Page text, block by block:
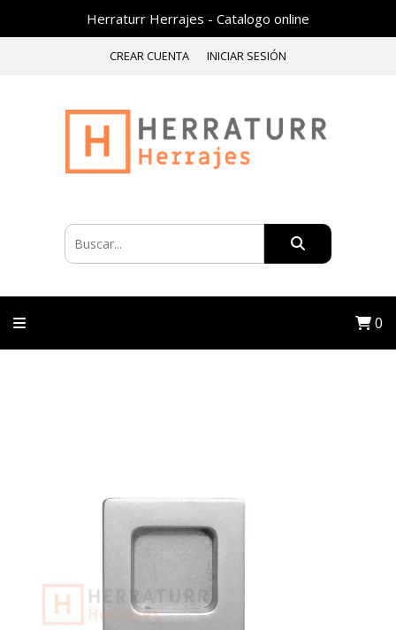
Herraturr Herrajes - Catalogo online
CREAR CUENTA INICIAR SESIÓN
0